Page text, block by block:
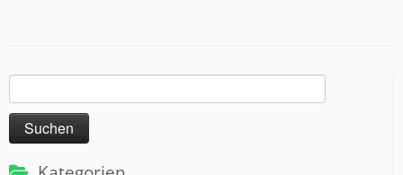
Suchen
nach: